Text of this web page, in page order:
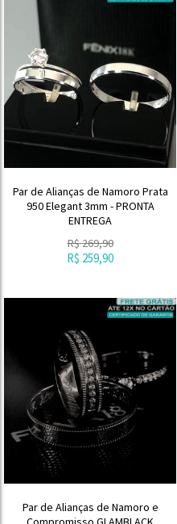
Par de Alianças de Namoro Prata
950 Elegant 3mm - PRONTA
ENTREGA
R$269,90
R$ 259,90
Par de Alianças de Namoro e